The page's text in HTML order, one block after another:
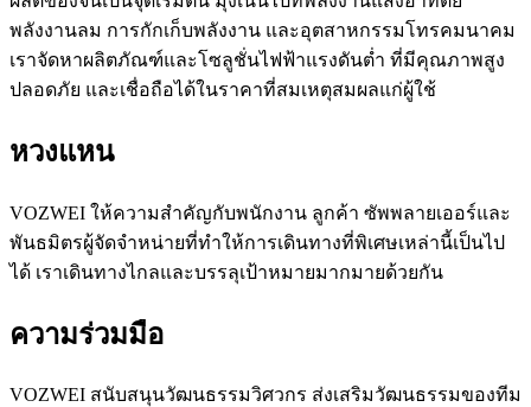
พลังงานลม การกักเก็บพลังงาน และอุตสาหกรรมโทรคมนาคม
เราจัดหาผลิตภัณฑ์และโซลูชั่นไฟฟ้าแรงดันต่ำ ที่มีคุณภาพสูง
ปลอดภัย และเชื่อถือได้ในราคาที่สมเหตุสมผลแก่ผู้ใช้
หวงแหน
VOZWEI ให้ความสำคัญกับพนักงาน ลูกค้า ซัพพลายเออร์และ
พันธมิตรผู้จัดจำหน่ายที่ทำให้การเดินทางที่พิเศษเหล่านี้เป็นไป
ได้ เราเดินทางไกลและบรรลุเป้าหมายมากมายด้วยกัน
ความร่วมมือ
VOZWEI สนับสนุนวัฒนธรรมวิศวกร ส่งเสริมวัฒนธรรมของทีม